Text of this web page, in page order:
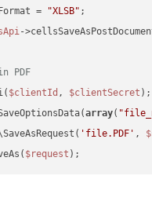
= "XLSB"
-
PDF
$clientId , $clientSecret
array(
'file.PDF' ,
$request